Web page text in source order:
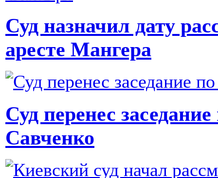
Суд назначил дату
аресте Мангера
Суд перенес
Савченко